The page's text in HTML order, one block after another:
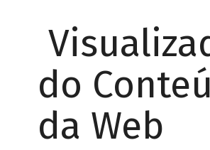
do
da Web